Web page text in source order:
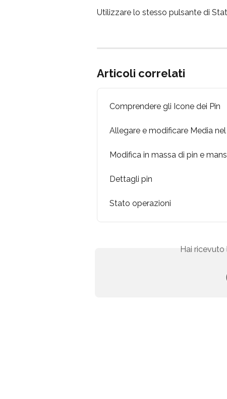
Utilizzare lo stesso pulsante di
Articoli correlati
Comprendere gli Icone dei Pin
Allegare e modificare Media nel
Modifica in massa di pin e
Dettagli pin
Stato operazioni
Hai